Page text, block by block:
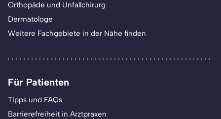
Orthopäde und Unfallchirurg
Dermatologe
Weitere Fachgebiete in der Nähe finden
Für Patienten
Tipps und FAQs
Barrierefreiheit in Arztpraxen